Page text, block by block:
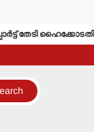
തേടി ഹൈക്കോടതി.